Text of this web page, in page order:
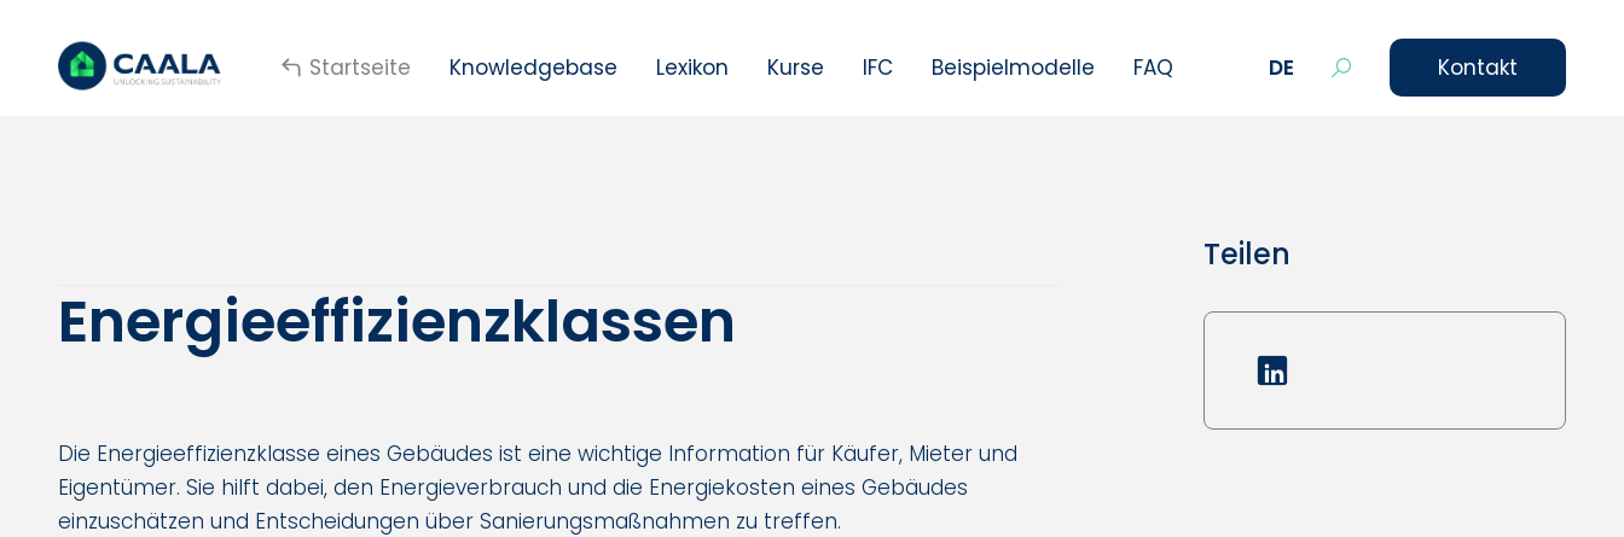
DE Kontakt
Startseite Knowledgebase Lexikon Kurse IFC Beispielmodelle FAQ
Energieeffizienzklassen
Die Energieeffizienzklasse eines Gebäudes ist eine wichtige Information für Käufer, Mieter und
Eigentümer. Sie hilft dabei, den Energieverbrauch und die Energiekosten eines Gebäudes
einzuschätzen und Entscheidungen über Sanierungsmaßnahmen zu treffen.
Teilen